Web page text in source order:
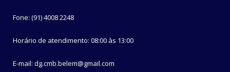
Fone: (91) 4008 2248
Horário de atendimento: 08:00 às 13:00
E-mail: dg.cmb.belem@gmail.com